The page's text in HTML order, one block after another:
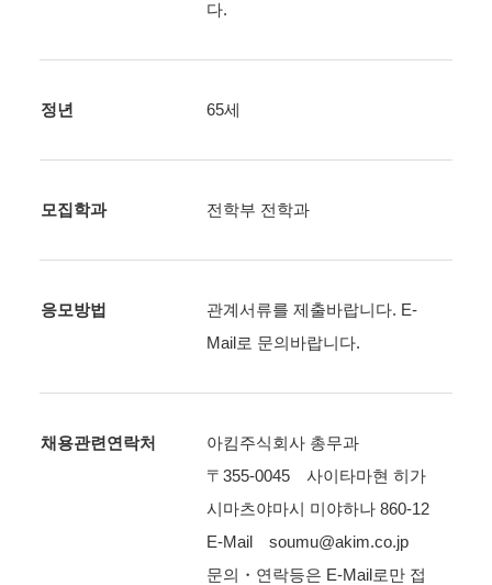
다.
정년 65세
모집학과 전학부 전학과
응모방법
관계서류를 제출바랍니다. E-
Mail로 문의바랍니다.
채용관련연락처
아킴주식회사 총무과
〒355-0045 사이타마현 히가
시마츠야마시 미야하나 860-12
E-Mail soumu@akim.co.jp
문의・연락등은 E-Mail로만 접